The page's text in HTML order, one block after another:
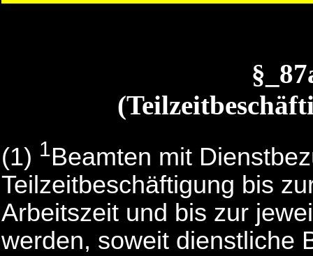
(1) 1Beamten mit
Teilzeitbeschäftigung bis
Arbeitszeit und bis zur
werden, soweit dienstliche